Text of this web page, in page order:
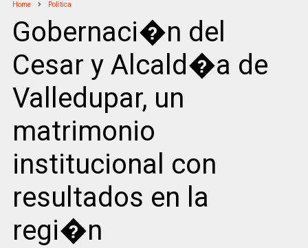
Home Politica
Gobernaci�n del
Cesar y Alcald�a de
Valledupar, un
matrimonio
institucional con
resultados en la
regi�n